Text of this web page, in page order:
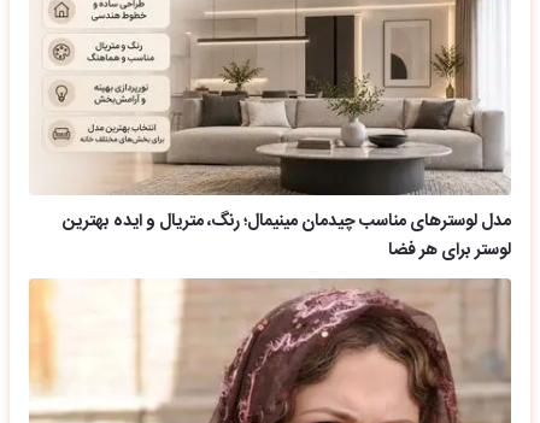
مدل لوسترهای مناسب چیدمان مینیمال؛ رنگ، متریال و ایده بهترین
لوستر برای هر فضا